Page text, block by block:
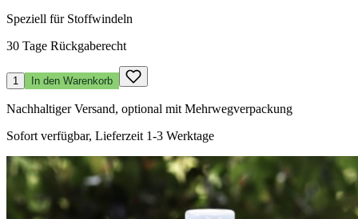
Speziell für Stoffwindeln
30 Tage Rückgaberecht
1 In den Warenkorb
Nachhaltiger Versand, optional mit Mehrwegverpackung
Sofort verfügbar, Lieferzeit 1-3 Werktage